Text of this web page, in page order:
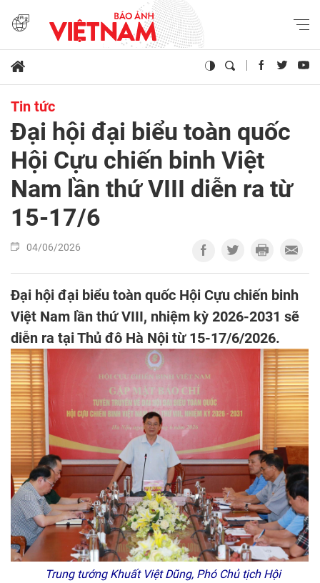
Tin tức
Đại hội đại biểu toàn quốc
Hội Cựu chiến binh Việt
Nam lần thứ VIII diễn ra từ
15-17/6
04/06/2026
Đại hội đại biểu toàn quốc Hội Cựu chiến binh
Việt Nam lần thứ VIII, nhiệm kỳ 2026-2031 sẽ
diễn ra tại Thủ đô Hà Nội từ 15-17/6/2026.
Trung tướng Khuất Việt Dũng, Phó Chủ tịch Hội